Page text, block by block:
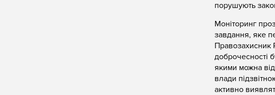
порушують
Моніторинг
завдання, яке
доброчесності
якими можна
влади
активно